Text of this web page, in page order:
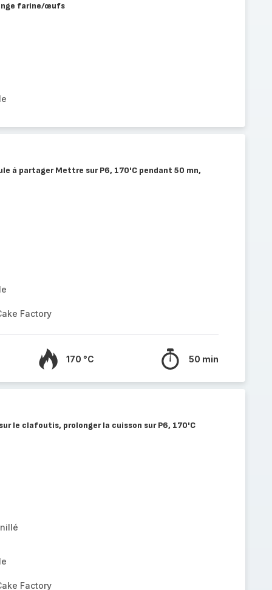
farine/œufs
à partager Mettre sur P6, 170'C pendant 50 mn,
Factory
170 °C 50 min
le clafoutis, prolonger la cuisson sur P6, 170'C
Factory